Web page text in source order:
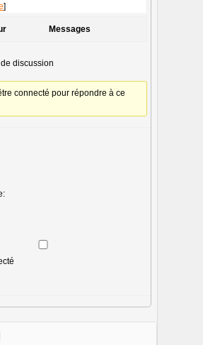
]
Messages
discussion
connecté pour répondre à ce